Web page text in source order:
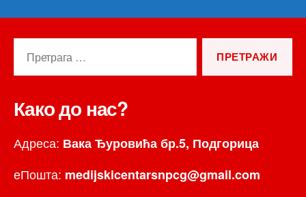
Како до нас?
Адреса: Вака Ђуровића бр.5, Подгорица
еПошта: medijskicentarsnpcg@gmail.com